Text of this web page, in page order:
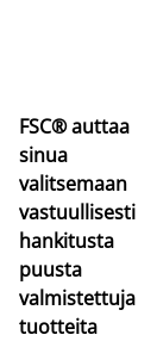
FSC® auttaa
sinua
valitsemaan
vastuullisesti
hankitusta
puusta
valmistettuja
tuotteita